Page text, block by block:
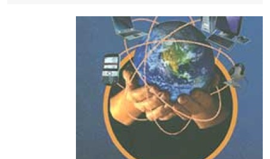
- هل تعلم أن أبقراط كتب في الطب أربعة مؤلفات هي:
الحكم، الأدلة، تنظيم التغذية، ورسالته في جروح الرأس.
ويعود له الفضل بأنه حرر الطب من الدين والفلسفة.
- هل تعلم أن المرجان إفراز حيواني يتكون في البحر ويتركب
من مادة كربونات الكلسيوم، وهو أحمر أو شديد الحمرة وهو
أجود أنواعه، ويمتاز بكبر الحجم ويسمى الش